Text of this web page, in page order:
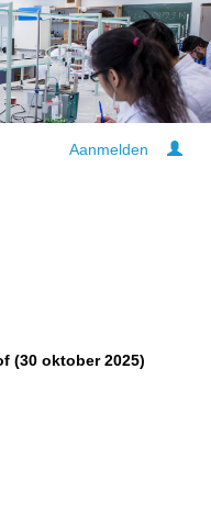
Aanmelden
(30 oktober 2025)